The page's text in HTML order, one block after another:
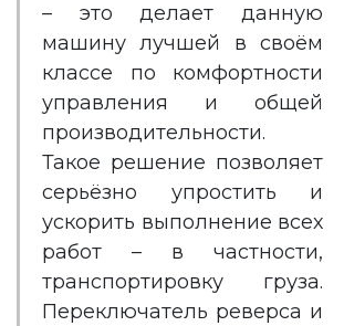
– это делает данную
машину лучшей в своём
классе по комфортности
управления и общей
производительности.
Такое решение позволяет
серьёзно упростить и
ускорить выполнение всех
работ – в частности,
транспортировку груза.
Переключатель реверса и